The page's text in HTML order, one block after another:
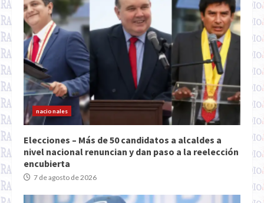
nacionales
Elecciones – Más de 50 candidatos a alcaldes a
nivel nacional renuncian y dan paso a la reelección
encubierta
7 de agosto de 2026